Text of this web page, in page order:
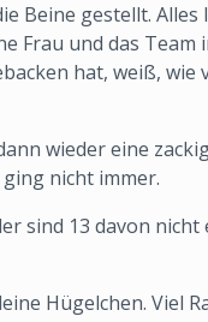
Beine gestellt.
und das
hat, weiß,
wieder eine
nicht immer.
sind 13 davon
Hügelchen. Viel